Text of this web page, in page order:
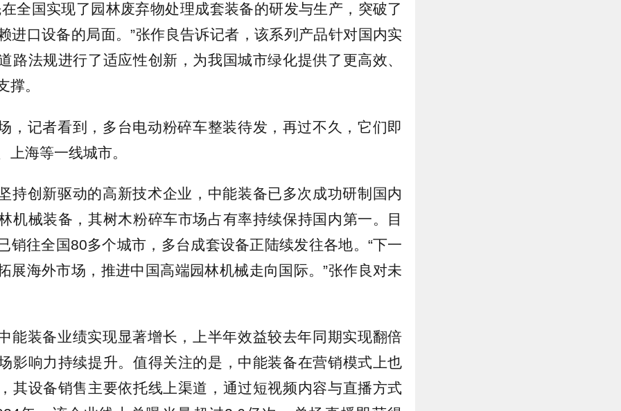
在全国实现了园林废弃物处理成套装备的研发与生产，突破了
进口设备的局面。”张作良告诉记者，该系列产品针对国内实
路法规进行了适应性创新，为我国城市绿化提供了更高效、
撑。
，记者看到，多台电动粉碎车整装待发，再过不久，它们即
上海等一线城市。
持创新驱动的高新技术企业，中能装备已多次成功研制国内
机械装备，其树木粉碎车市场占有率持续保持国内第一。目
销往全国80多个城市，多台成套设备正陆续发往各地。“下一
展海外市场，推进中国高端园林机械走向国际。”张作良对未
能装备业绩实现显著增长，上半年效益较去年同期实现翻倍
影响力持续提升。值得关注的是，中能装备在营销模式上也
其设备销售主要依托线上渠道，通过短视频内容与直播方式